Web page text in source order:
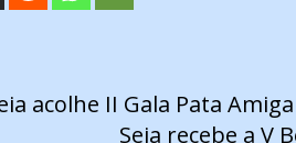
acolhe II Gala Pata
Seia recebe a V